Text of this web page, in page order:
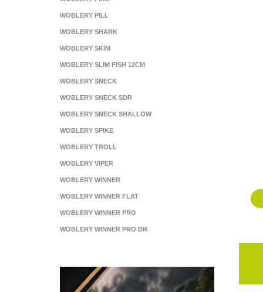
WOBLERY PILL
WOBLERY SHARK
WOBLERY SKIM
WOBLERY SLIM FISH 12CM
WOBLERY SNECK
WOBLERY SNECK SDR
WOBLERY SNECK SHALLOW
WOBLERY SPIKE
WOBLERY TROLL
WOBLERY VIPER
WOBLERY WINNER
WOBLERY WINNER FLAT
WOBLERY WINNER PRO
WOBLERY WINNER PRO DR